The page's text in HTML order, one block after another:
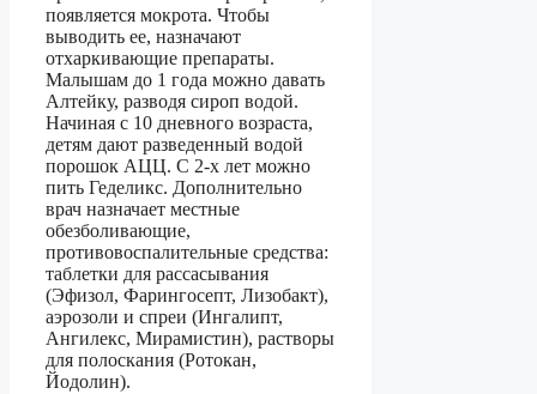
появляется мокрота. Чтобы
выводить ее, назначают
отхаркивающие препараты.
Малышам до 1 года можно давать
Алтейку, разводя сироп водой.
Начиная с 10 дневного возраста,
детям дают разведенный водой
порошок АЦЦ. С 2-х лет можно
пить Геделикс. Дополнительно
врач назначает местные
обезболивающие,
противовоспалительные средства:
таблетки для рассасывания
(Эфизол, Фарингосепт, Лизобакт),
аэрозоли и спреи (Ингалипт,
Ангилекс, Мирамистин), растворы
для полоскания (Ротокан,
Йодолин).